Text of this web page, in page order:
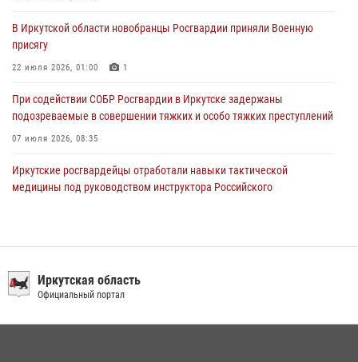
в ведомстве
29 июля 2026, 03:44
В Иркутской области новобранцы Росгвардии приняли Военную
присягу
22 июля 2026, 01:00 1
При содействии СОБР Росгвардии в Иркутске задержаны
подозреваемые в совершении тяжких и особо тяжких преступлений
07 июля 2026, 08:35
Иркутские росгвардейцы отработали навыки тактической
медицины под руководством инструктора Российского
антитеррористической защищенности для полицейских из Иркутска
14 июля 2026, 08:29
Иркутская область
Официальный портал